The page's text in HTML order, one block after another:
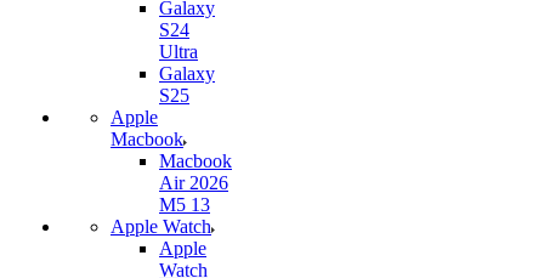
Galaxy
S24
Ultra
Galaxy
S25
Apple
Macbook
Macbook
Air 2026
M5 13
Apple Watch
Apple
Watch